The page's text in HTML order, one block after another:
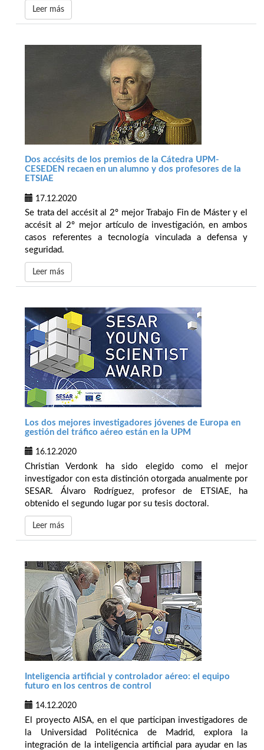
Leer más
Dos accésits de los premios de la Cátedra UPM-
CESEDEN recaen en un alumno y dos profesores de la
ETSIAE
17.12.2020
Se trata del accésit al 2º mejor Trabajo Fin de Máster y el
accésit al 2º mejor artículo de investigación, en ambos
casos referentes a tecnología vinculada a defensa y
seguridad.
Leer más
Los dos mejores investigadores jóvenes de Europa en
gestión del tráfico aéreo están en la UPM
16.12.2020
Christian Verdonk ha sido elegido como el mejor
investigador con esta distinción otorgada anualmente por
SESAR. Álvaro Rodríguez, profesor de ETSIAE, ha
obtenido el segundo lugar por su tesis doctoral.
Leer más
Inteligencia artificial y controlador aéreo: el equipo
futuro en los centros de control
14.12.2020
El proyecto AISA, en el que participan investigadores de
la Universidad Politécnica de Madrid, explora la
integración de la inteligencia artificial para ayudar en las